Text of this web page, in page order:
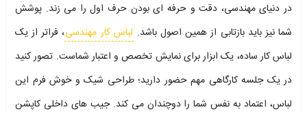
در دنیای مهندسی، دقت و حرفه ای بودن حرف اول را می زند. پوشش
شما نیز باید بازتابی از همین اصول باشد. لباس کار مهندسی، فراتر از یک
لباس کار ساده، یک ابزار برای نمایش تخصص و اعتبار شماست. تصور کنید
در یک جلسه کارگاهی مهم حضور دارید؛ طراحی شیک و خوش فرم این
لباس، اعتماد به نفس شما را دوچندان می کند. جیب های داخلی کاپشن